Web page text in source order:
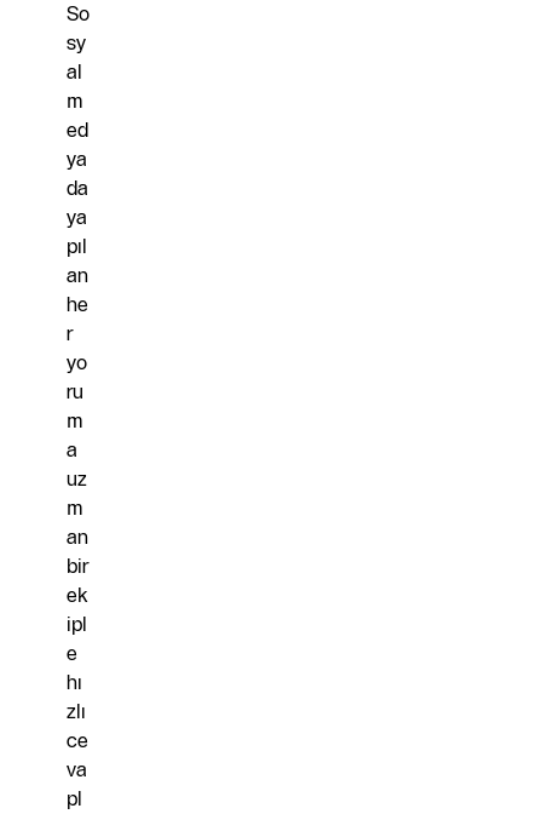
So
sy
al
m
ed
ya
da
ya
pıl
an
he
r
yo
ru
m
a
uz
m
an
bir
ek
ipl
e
hı
zlı
ce
va
pl